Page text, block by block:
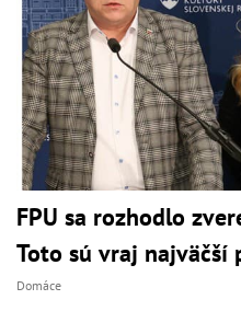
FPU sa rozhodlo
Toto sú vraj
Domáce